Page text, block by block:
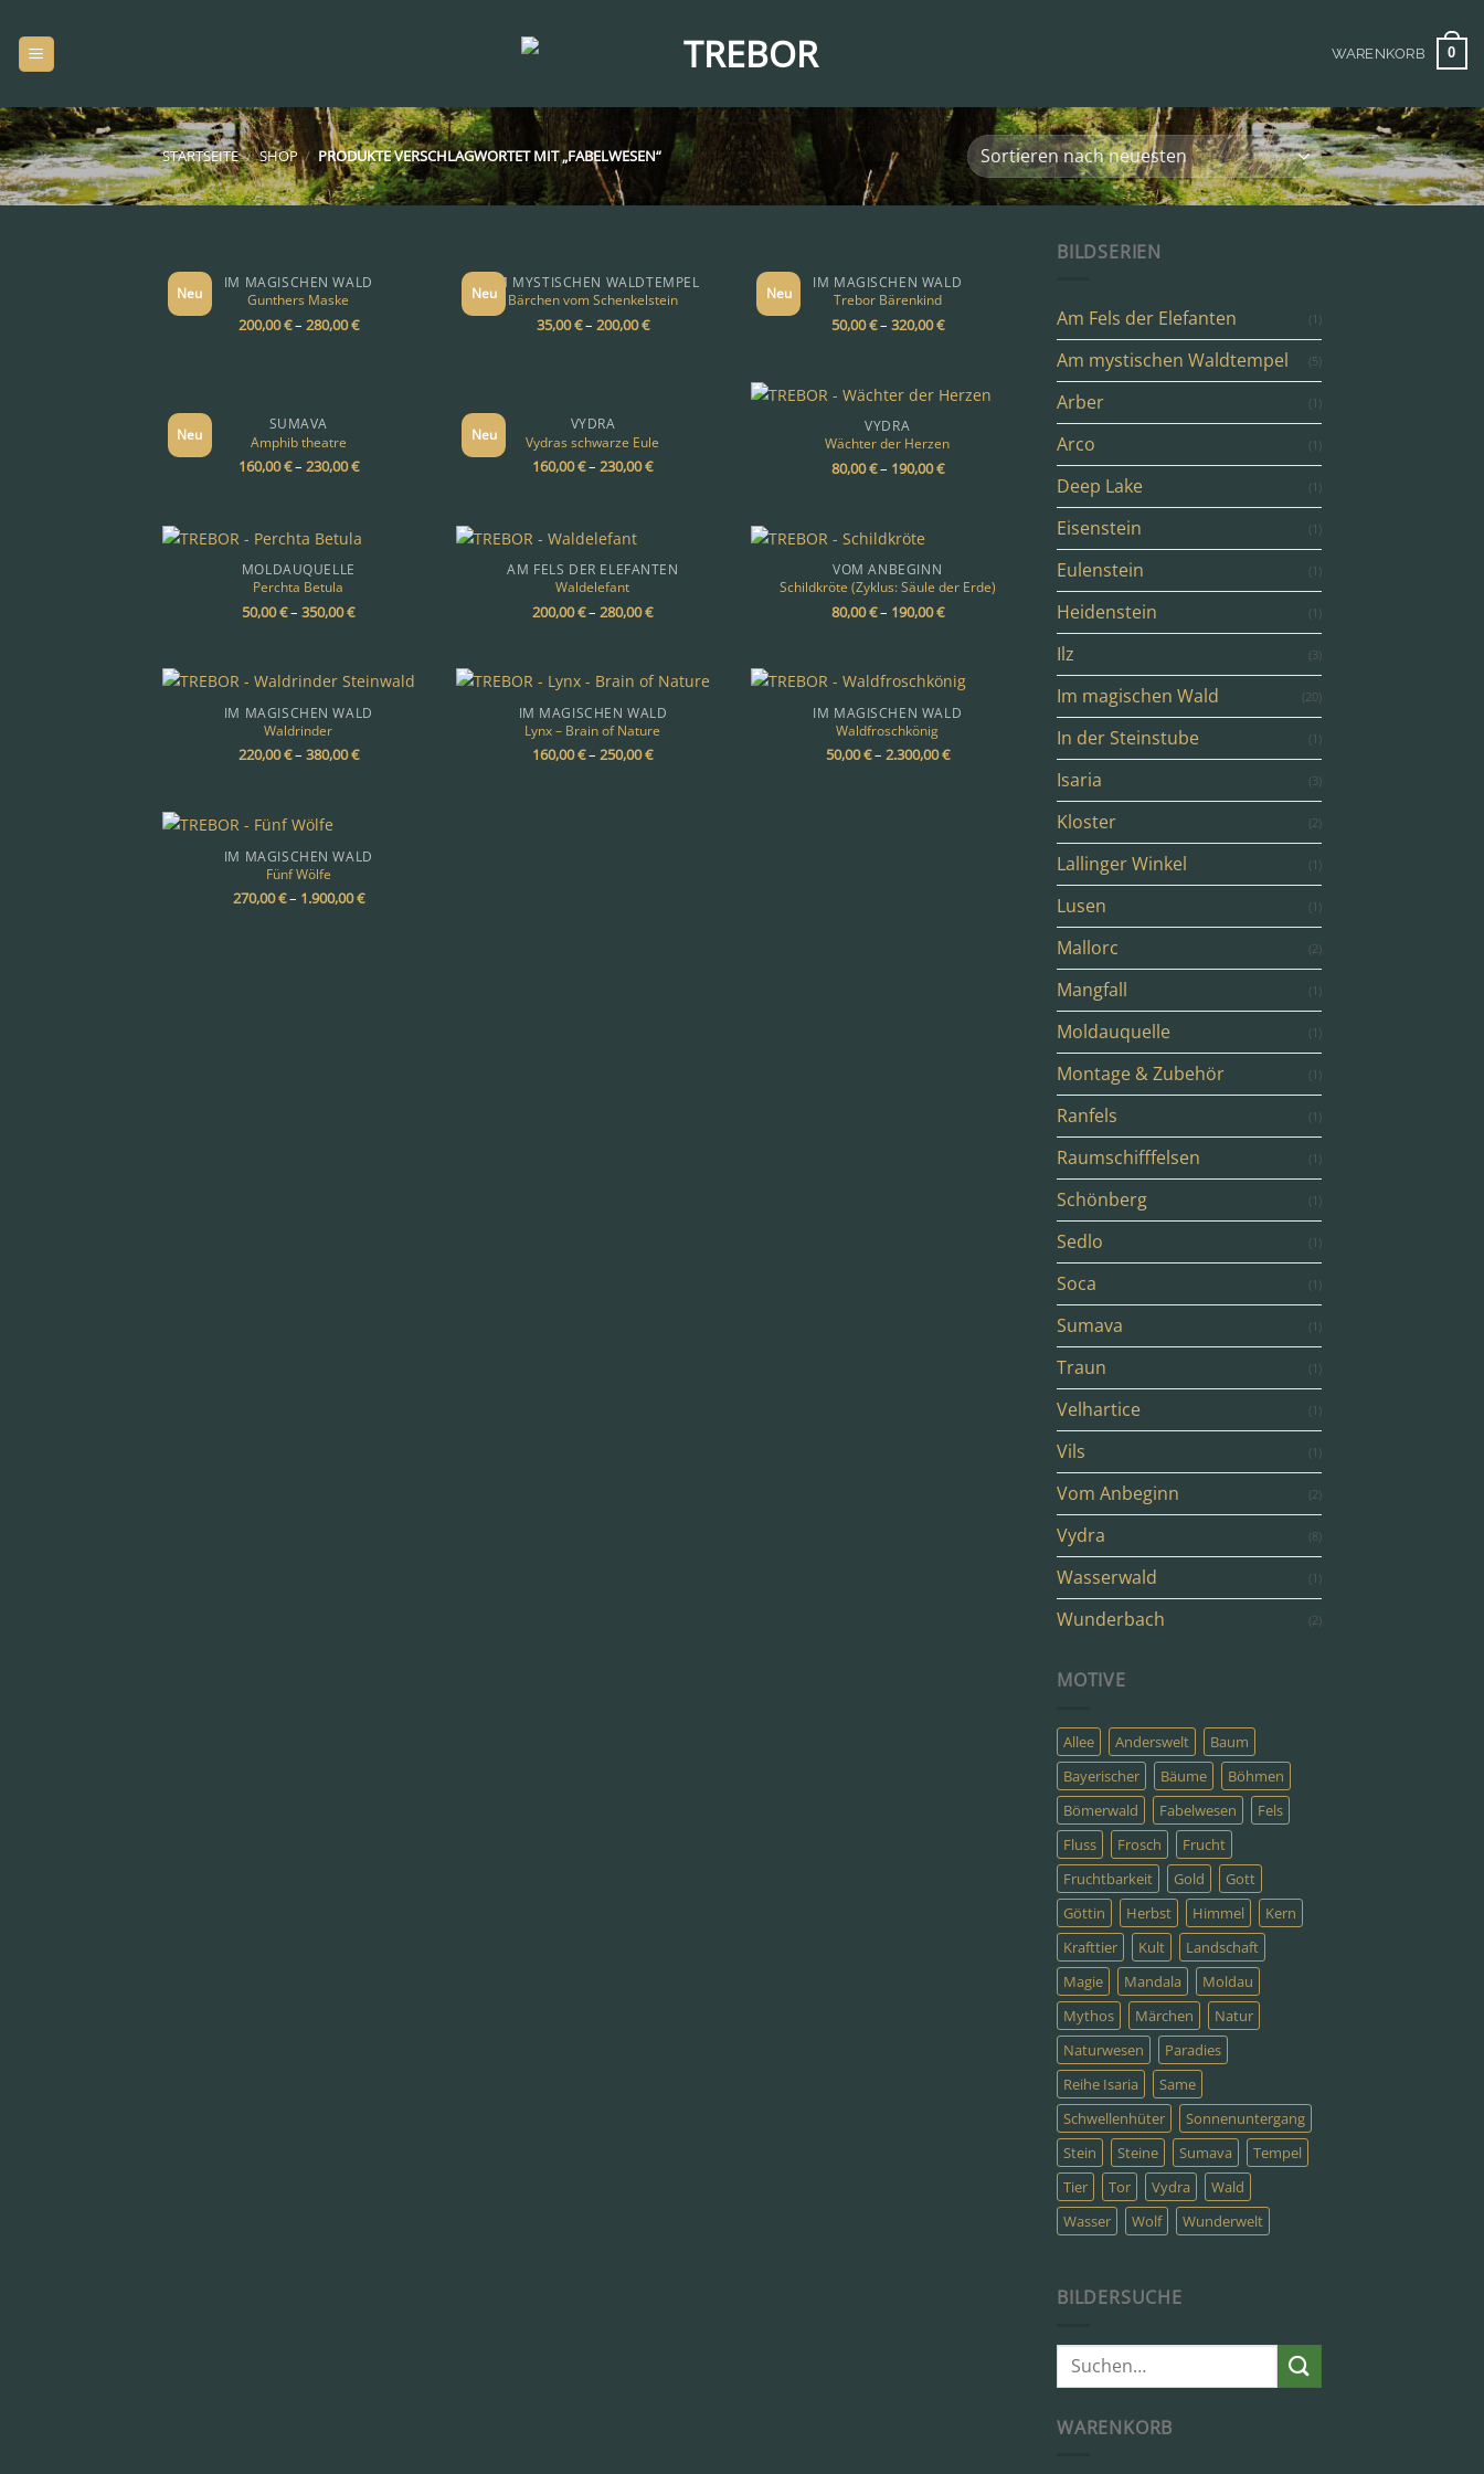
Inhalt
springen
WARENKORB 0
STARTSEITE / SHOP / PRODUKTE VERSCHLAGWORTET MIT „FABELWESEN“
Neu
IM MAGISCHEN WALD
Gunthers Maske
200,00€– 280,00€
Neu
AM MYSTISCHEN WALDTEMPEL
Bärchen vom Schenkelstein
35,00€– 200,00€
Neu
IM MAGISCHEN WALD
Trebor Bärenkind
50,00€– 320,00€
Neu
SUMAVA
Amphib theatre
160,00€– 230,00€
Neu
VYDRA
Vydras schwarze Eule
160,00€–230,00€
VYDRA
Wächter der Herzen
80,00€– 190,00€
MOLDAUQUELLE
Perchta Betula
50,00€–350,00€
AM FELS DER ELEFANTEN
Waldelefant
200,00€–280,00€
VOM ANBEGINN
Schildkröte (Zyklus: Säule der Erde)
80,00€– 190,00€
IM MAGISCHEN WALD
Waldrinder
220,00€– 380,00€
IM MAGISCHEN WALD
Lynx – Brain of Nature
160,00€–250,00€
IM MAGISCHEN WALD
Waldfroschkönig
50,00€– 2.300,00€
IM MAGISCHEN WALD
Fünf Wölfe
270,00€– 1.900,00€
BILDSERIEN
Am Fels der Elefanten (1)
Am mystischen Waldtempel (5)
Arber (1)
Arco (1)
Deep Lake (1)
Eisenstein (1)
Eulenstein (1)
Heidenstein (1)
Ilz (3)
Im magischen Wald (20)
In der Steinstube (1)
Isaria (3)
Kloster (2)
Lallinger Winkel (1)
Lusen (1)
Mallorc (2)
Mangfall (1)
Moldauquelle (1)
Montage & Zubehör (1)
Ranfels (1)
Raumschifffelsen (1)
Schönberg (1)
Sedlo (1)
Soca (1)
Sumava (1)
Traun (1)
Velhartice (1)
Vils (1)
Vom Anbeginn (2)
Vydra (8)
Wasserwald (1)
Wunderbach (2)
MOTIVE
Allee Anderswelt
Baum
Bayerischer
Bäume
Böhmen
Bömerwald
Fabelwesen
Fels
Fluss
Frosch
Frucht
Fruchtbarkeit
Gold
Gott
Göttin
Herbst Himmel
Kern
Krafttier
Kult
Landschaft
Magie
Mandala
Moldau
Mythos
Märchen
Natur
Naturwesen
Paradies
Reihe Isaria
Same
Schwellenhüter
Sonnenuntergang
Stein
Steine Sumava
Tempel
Tier
Tor Vydra
Wald
Wasser
Wolf Wunderwelt
BILDERSUCHE
Suche
WARENKORB